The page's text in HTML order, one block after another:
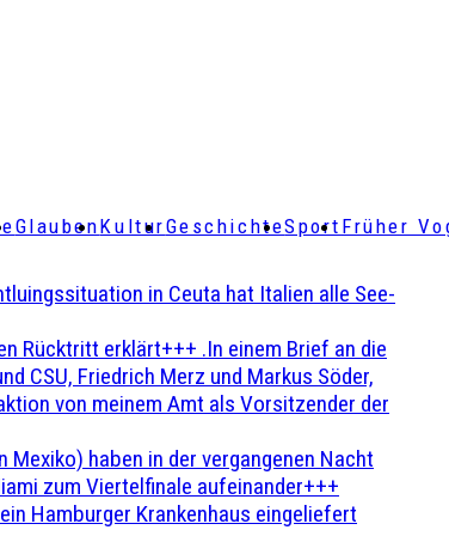
GlaubenKulturGeschichteSport Früher
in Ceuta hat Italien alle See-
Rücktritt erklärt+++ .In einem Brief an die
CSU, Friedrich Merz und Markus Söder,
von meinem Amt als Vorsitzender der
Mexiko) haben in der vergangenen Nacht
zum Viertelfinale aufeinander+++
Hamburger Krankenhaus eingeliefert